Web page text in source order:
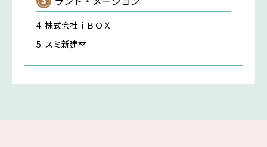
株式会社ｉＢＯＸ
スミ新建材